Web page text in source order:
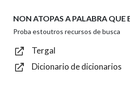
Enviar
NON ATOPAS A PALABRA QUE
Proba estoutros recursos de busca
Tergal
Dicionario de dicionarios